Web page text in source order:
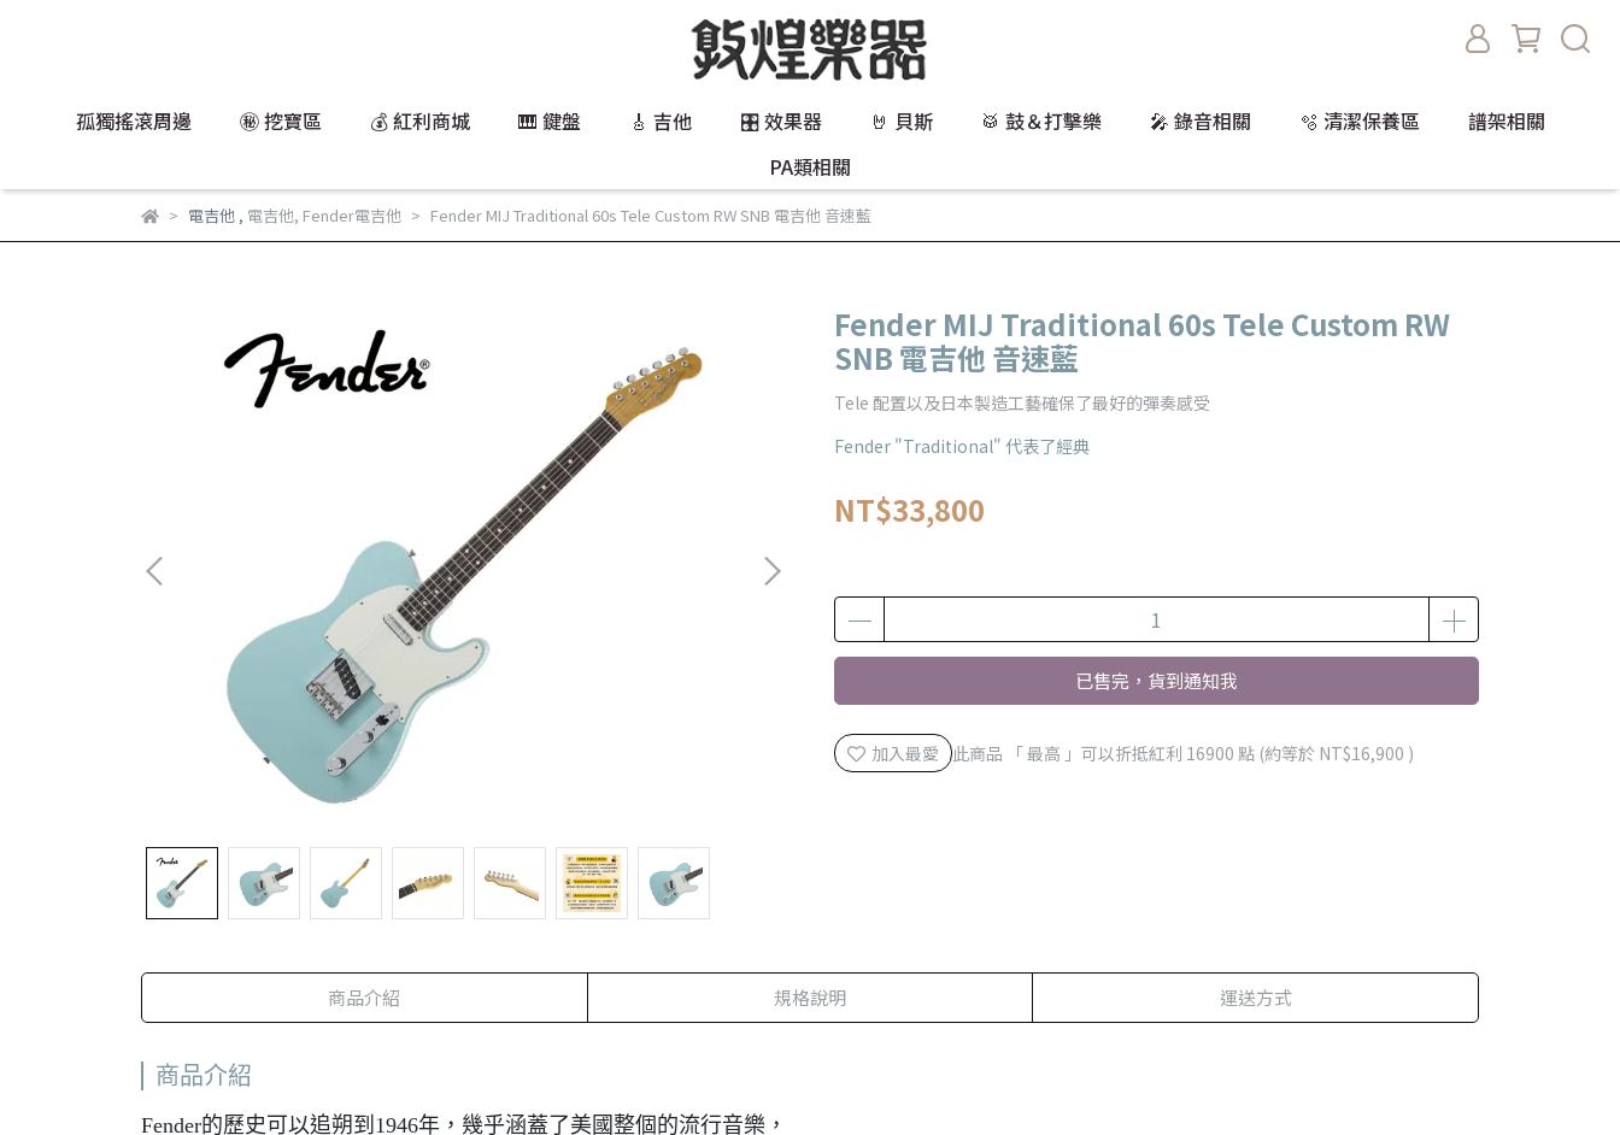
孤獨搖滾周邊 ㊙️ 挖寶區 💰 紅利商城 🎹 鍵盤 🎸 吉他 🎛️ 效果器 🤘 貝斯 🥁 鼓＆打擊樂 🎤 錄音相關 🫧 清潔保養區
譜架相關
PA類相關
電吉他, 電吉他, Fender電吉他 Fender MIJ Traditional 60s Tele Custom RW SNB 電吉他 音速藍
Fender MIJ Traditional 60s Tele Custom RW
SNB 電吉他 音速藍
Tele 配置以及日本製造工藝確保了最好的彈奏感受
Fender "Traditional" 代表了經典
NT$33,800
已售完，貨到通知我
加入最愛 此商品 「 最高 」可以折抵紅利 16900 點 (約等於 NT$16,900 )
商品介紹 規格說明 運送方式
商品介紹
Fender的歷史可以追朔到1946年，幾乎涵蓋了美國整個的流行音樂，